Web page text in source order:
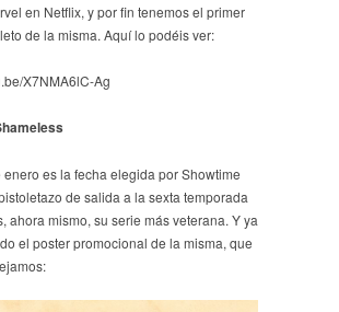
en Netflix, y por fin tenemos el primer
de la misma. Aquí lo podéis ver:
X7NMA6lC-Ag
enero es la fecha elegida por Showtime
de salida a la sexta temporada
ahora mismo, su serie más veterana. Y ya
el poster promocional de la misma, que